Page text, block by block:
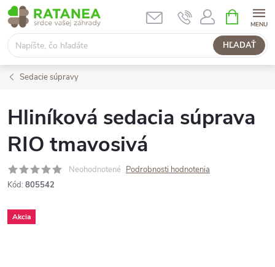
Prejsť
na
obsah
HĽADAŤ
KOŠÍK
Sedacie súpravy
Hliníková sedacia súprava
RIO tmavosivá
Neohodnotené Podrobnosti hodnotenia
Kód: 805542
Akcia